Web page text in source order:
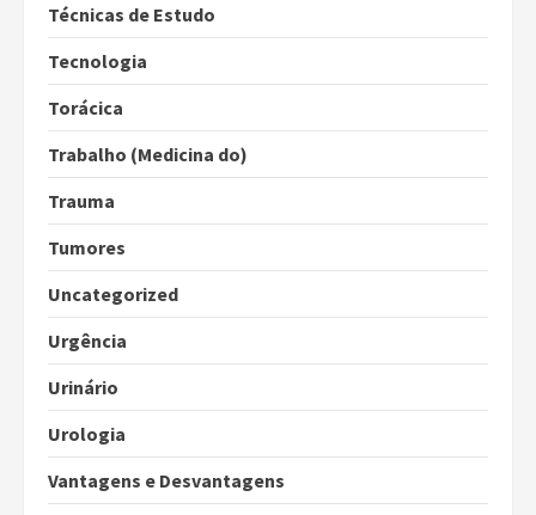
Técnicas de Estudo
Tecnologia
Torácica
Trabalho (Medicina do)
Trauma
Tumores
Uncategorized
Urgência
Urinário
Urologia
Vantagens e Desvantagens